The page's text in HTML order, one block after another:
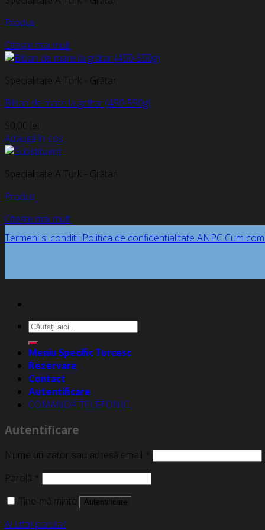
Produs
Citește mai mult
Specialitate A Turk - Grătar
Biban de mare la grătar (450-550g)
50,00 lei
Adaugă în coș
Specialitate A Turk - Grătar
Produs
Citește mai mult
Termeni si conditii Politica de confidentialitate ANPC Cum
Caută
după:
Meniu Specific Turcesc
Rezervare
Contact
Autentificare
COMANDĂ TELEFONIC
Autentificare
Nume utilizator sau adresă email *
Parolă *
Ține-mă minte
Autentificare
Ai uitat parola?